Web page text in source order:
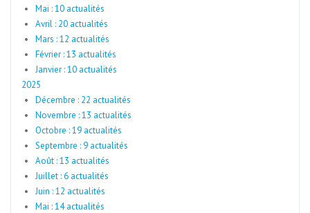
Mai : 10 actualités
Avril : 20 actualités
Mars : 12 actualités
Février : 13 actualités
Janvier : 10 actualités
2025
Décembre : 22 actualités
Novembre : 13 actualités
Octobre : 19 actualités
Septembre : 9 actualités
Août : 13 actualités
Juillet : 6 actualités
Juin : 12 actualités
Mai : 14 actualités